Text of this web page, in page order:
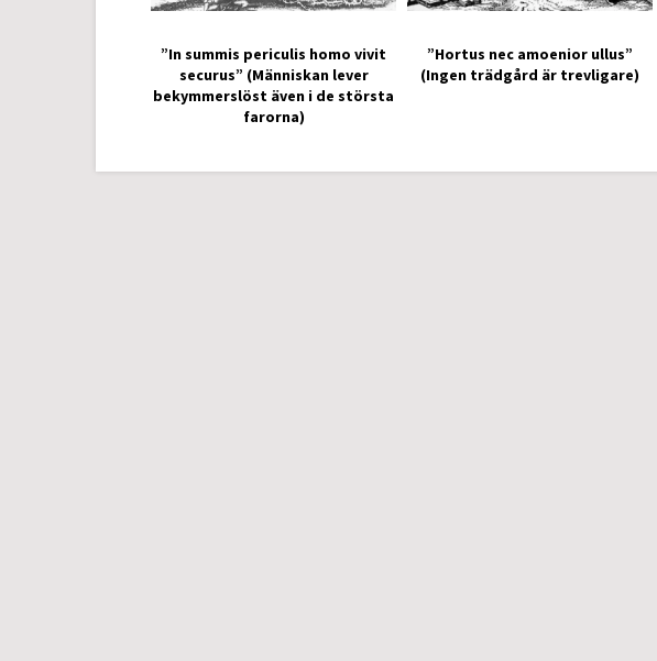
”In summis periculis homo vivit
securus” (Människan lever
bekymmerslöst även i de största
farorna)
”Hortus nec amoenior ullus”
(Ingen trädgård är trevligare)